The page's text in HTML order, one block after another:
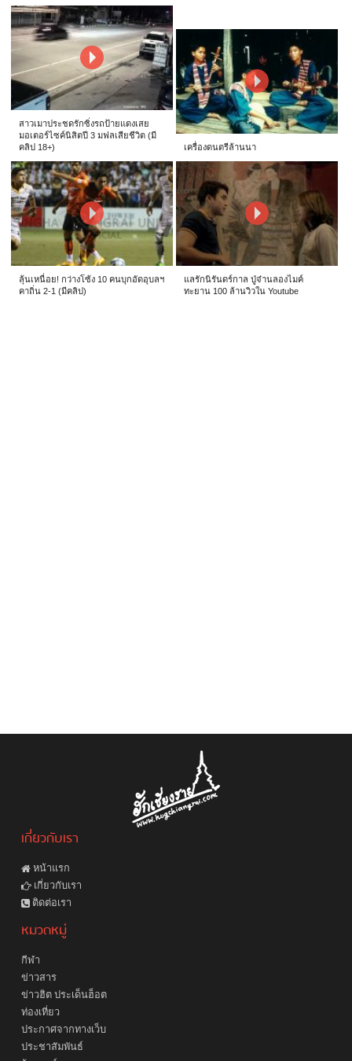
สาวเมาประชดรักซิ่งรถป้ายแดงเสย
มอเตอร์ไซค์นิสิตปี 3 มฟลเสียชีวิต (มี
คลิป 18+)
เครื่องดนตรีล้านนา
ลุ้นเหนื่อย! กว่างโซ้ง 10 คนบุกอัดอุบลฯ
คาถิ่น 2-1 (มีคลิป)
แลรักนิรันดร์กาล ปู่จ๋านลองไมค์
ทะยาน 100 ล้านวิวใน Youtube
เกี่ยวกับเรา
หน้าแรก
เกี่ยวกับเรา
ติดต่อเรา
หมวดหมู่
กีฬา
ข่าวสาร
ข่าวฮิต ประเด็นฮ็อต
ท่องเที่ยว
ประกาศจากทางเว็บ
ประชาสัมพันธ์